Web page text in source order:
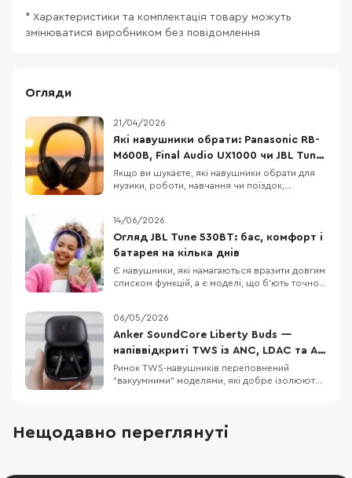
* Характеристики та комплектація товару можуть
змінюватися виробником без повідомлення
Огляди
21/04/2026
Які навушники обрати: Panasonic RB-
M600B, Final Audio UX1000 чи JBL Tune
770NC
Якщо ви шукаєте, які навушники обрати для
музики, роботи, навчання чи поїздок,
списку порівняння. Це бездротові навушники
з наголів’ям, орієнтовані на щоденне
використання, музику, дзвінки, транспорт і
роботу в шумному
14/06/2026
Огляд JBL Tune 530BT: бас, комфорт і
батарея на кілька днів
Є навушники, які намагаються вразити довгим
списком функцій, а є моделі, що б’ють точно в
характер і батарея, про яку не доводиться
думати щодня. JBL Tune 530BT належать саме
до другої категорії. Це бездротові накладні
06/05/2026
Anker SoundCore Liberty Buds —
напіввідкриті TWS із ANC, LDAC та AI-
перекладом
Ринок TWS-навушників переповнений
"вакуумними" моделями, які добре ізолюють
дизайн без тиску у вухах, але з технологіями
рівня флагманів. Тут є адаптивне
Нещодавно переглянуті